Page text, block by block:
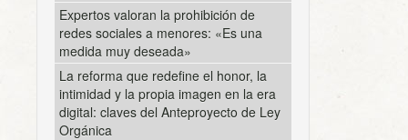
Expertos valoran la prohibición de
redes sociales a menores: «Es una
medida muy deseada»
La reforma que redefine el honor, la
intimidad y la propia imagen en la era
digital: claves del Anteproyecto de Ley
Orgánica